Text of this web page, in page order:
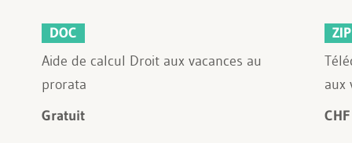
DOC
Aide de calcul Droit aux vacances au
prorata
Gratuit
ZIP
aux